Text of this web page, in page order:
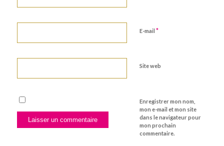
E-mail *
Site web
Enregistrer mon nom,
mon e-mail et mon site
dans le navigateur pour
mon prochain
commentaire.